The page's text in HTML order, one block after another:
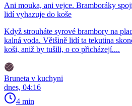
Ani mouka, ani vejce. Bramboráky
lidí vyhazuje do koše
Když strouháte syrové brambory na
kalná voda. Většině lidí ta tekutina
koši, aniž by tušili, o co přicházejí....
Bruneta v kuchyni
dnes, 04:16
4 min